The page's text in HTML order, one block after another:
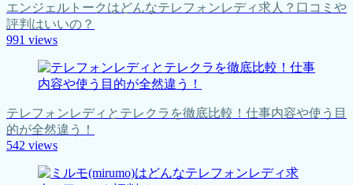
エンジェルトークはどんなテレフォンレディ求人？口コミや
評判はいいの？
991 views
テレフォンレディとテレクラを徹底比較！仕事内容や使う目
的が全然違う！
542 views